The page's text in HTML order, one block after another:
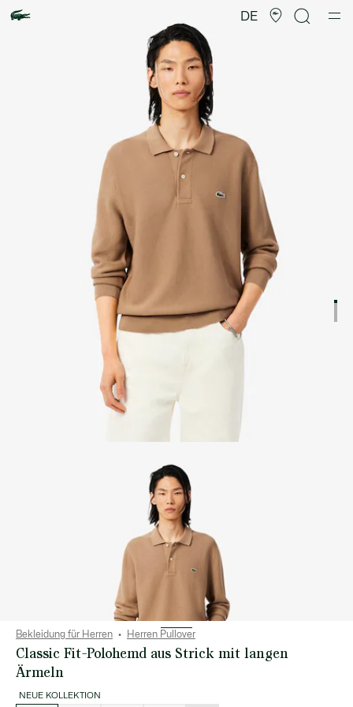
DE
Bekleidung für Herren Herren Pullover
Classic Fit-Polohemd aus Strick mit langen
Ärmeln
NEUE KOLLEKTION